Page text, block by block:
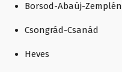
Borsod-Abaúj-Zemplén
Csongrád-Csanád
Heves